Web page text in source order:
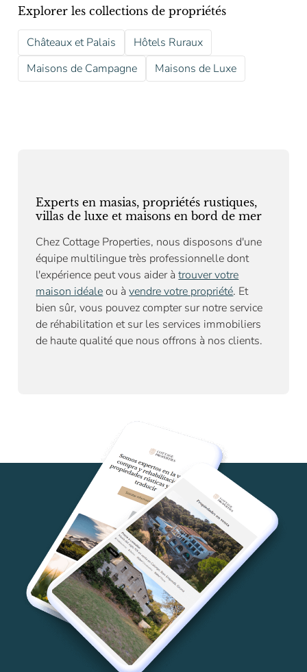
Explorer les collections de propriétés
Châteaux et Palais
Hôtels Ruraux
Maisons de Campagne
Maisons de Luxe
Experts en masias, propriétés rustiques,
villas de luxe et maisons en bord de mer
Chez Cottage Properties, nous disposons d'une
équipe multilingue très professionnelle dont
l'expérience peut vous aider àtrouver votre
maison idéaleou àvendre votre propriété. Et
bien sûr, vous pouvez compter sur notre service
de réhabilitation et sur les services immobiliers
de haute qualité que nous offrons à nos clients.